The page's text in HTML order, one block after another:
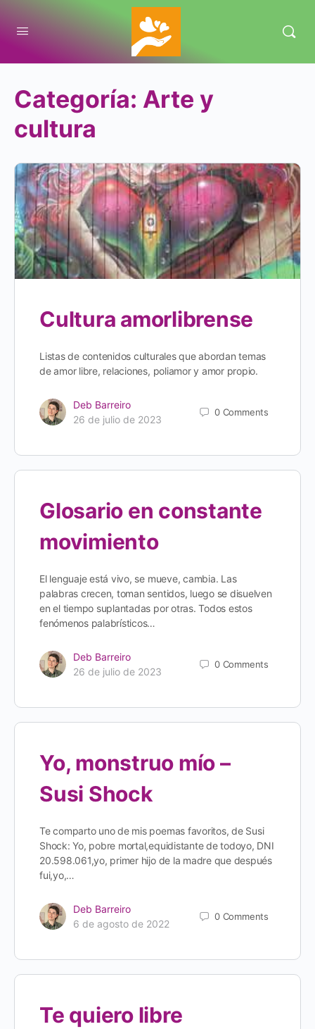
Categoría: Arte y
cultura
Cultura amorlibrense
Listas de contenidos culturales que abordan temas
de amor libre, relaciones, poliamor y amor propio.
Deb Barreiro
26 de julio de 2023
0 Comments
Glosario en constante
movimiento
El lenguaje está vivo, se mueve, cambia. Las
palabras crecen, toman sentidos, luego se disuelven
en el tiempo suplantadas por otras. Todos estos
fenómenos palabrísticos…
Deb Barreiro
26 de julio de 2023
0 Comments
Yo, monstruo mío –
Susi Shock
Te comparto uno de mis poemas favoritos, de Susi
Shock: Yo, pobre mortal,equidistante de todoyo, DNI
20.598.061,yo, primer hijo de la madre que después
fui,yo,…
Deb Barreiro
6 de agosto de 2022
0 Comments
Te quiero libre